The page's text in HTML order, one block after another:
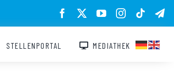
STELLENPORTAL MEDIATHEK